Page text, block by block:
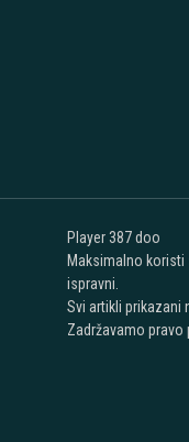
Player 387 doo
Maksimalno
ispravni.
Svi artikli prikazani
Zadržavamo pravo